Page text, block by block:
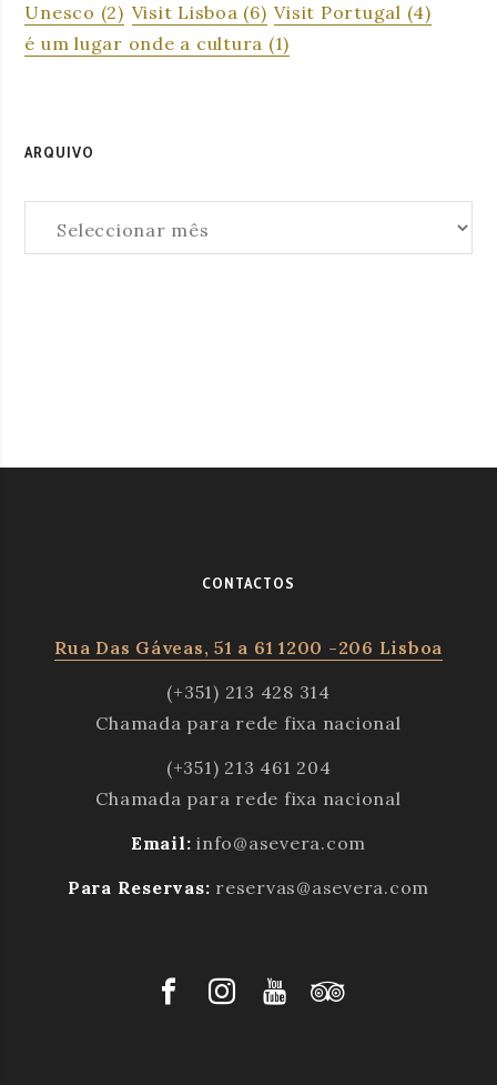
Unesco (2) Visit Lisboa (6) Visit Portugal (4)
é um lugar onde a cultura (1)
ARQUIVO
CONTACTOS
Rua Das Gáveas, 51 a 61 1200 -206 Lisboa
(+351) 213 428 314
Chamada para rede fixa nacional
(+351) 213 461 204
Chamada para rede fixa nacional
Email: info@asevera.com
Para Reservas: reservas@asevera.com